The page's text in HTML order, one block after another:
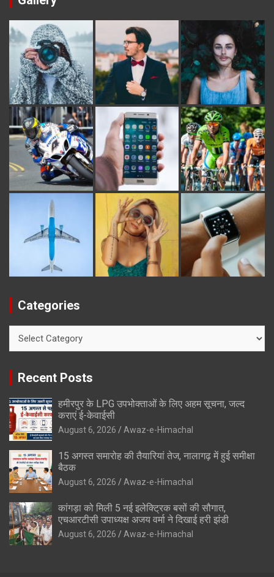
Categories
Recent Posts
हमीरपुर के LPG उपभोक्ताओं के लिए अहम सूचना, जल्द
कराएं ई-केवाईसी
August 6, 2026 Awaz-e-Himachal
15 अगस्त समारोह की तैयारियां तेज, नालागढ़ में हुई समीक्षा
बैठक
August 6, 2026 Awaz-e-Himachal
कांगड़ा को मिली 5 नई इलेक्ट्रिक बसों की सौगात,
एचआरटीसी उपाध्यक्ष अजय वर्मा ने दिखाई हरी झंडी
August 6, 2026 Awaz-e-Himachal